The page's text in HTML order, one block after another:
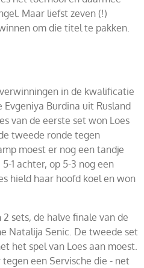
Maar liefst zeven (!)
om die titel te pakken.
in de kwalificatie
Burdina uit Rusland
van de eerste set won Loes
tweede ronde tegen
moest er nog een tandje
1 achter, op 5-3 nog een
hield haar hoofd koel en won
sets, de halve finale van de
Natalija Senic. De tweede set
het spel van Loes aan moest.
een Servische die - net